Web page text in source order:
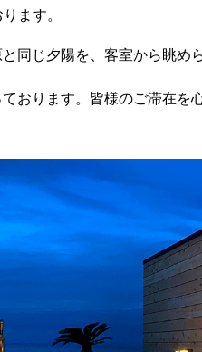
ます。
同じ夕陽を、客室から眺め
おります。皆様のご滞在を